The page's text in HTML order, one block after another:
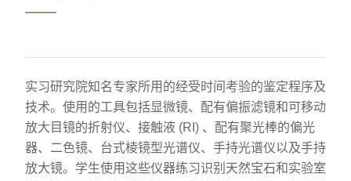
实习研究院知名专家所用的经受时间考验的鉴定程序及
技术。使用的工具包括显微镜、配有偏振滤镜和可移动
放大目镜的折射仪、接触液 (RI) 、配有聚光棒的偏光
器、二色镜、台式棱镜型光谱仪、手持光谱仪以及手持
放大镜。学生使用这些仪器练习识别天然宝石和实验室